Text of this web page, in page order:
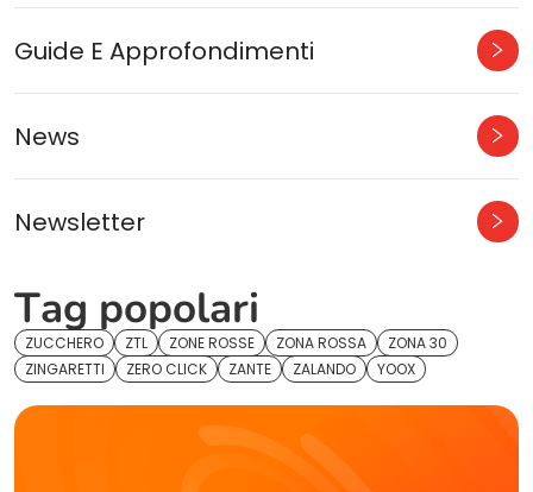
Guide E Approfondimenti
News
Newsletter
Tag popolari
ZUCCHERO ZTL ZONE ROSSE ZONA ROSSA
ZONA 30
ZINGARETTI
ZERO CLICK ZANTE ZALANDO YOOX